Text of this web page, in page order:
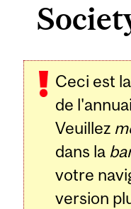
Ceci est
de
Veuillez
dans la
votre
version